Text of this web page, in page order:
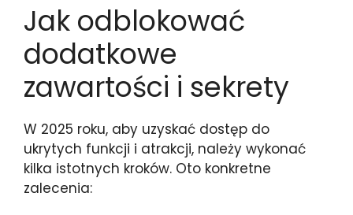
Jak odblokować
dodatkowe
zawartości i sekrety
W 2025 roku, aby uzyskać dostęp do
ukrytych funkcji i atrakcji, należy wykonać
kilka istotnych kroków. Oto konkretne
zalecenia: